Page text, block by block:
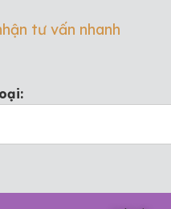
tư vấn nhanh